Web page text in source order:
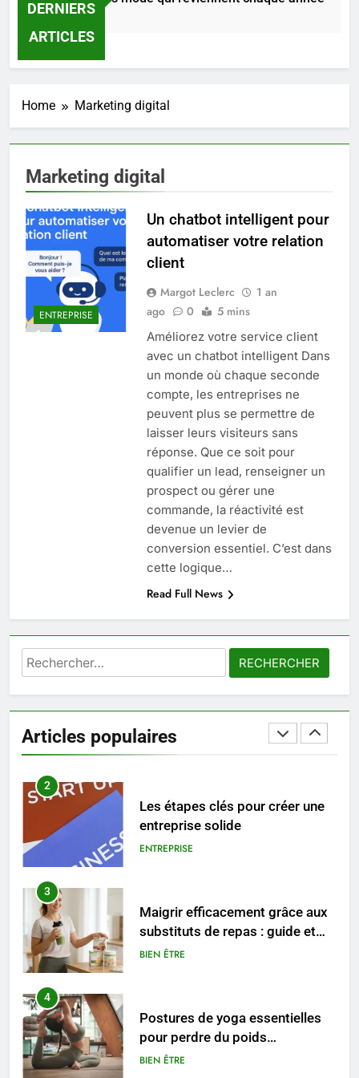
DERNIERS
ARTICLES
15 Heures Ago
Home Marketing digital
Marketing digital
ENTREPRISE
Un chatbot intelligent pour
automatiser votre relation
client
Margot Leclerc
1 an
ago
0 5 mins
Améliorez votre service client
avec un chatbot intelligent Dans
un monde où chaque seconde
compte, les entreprises ne
peuvent plus se permettre de
laisser leurs visiteurs sans
réponse. Que ce soit pour
qualifier un lead, renseigner un
prospect ou gérer une
commande, la réactivité est
devenue un levier de
conversion essentiel. C’est dans
cette logique…
Read Full News
Rechercher :
Articles populaires
5
tout ce qu’il faut savoir sur les
saignements
SANTÉ
Les secrets révélés pour une
peau éclatante grâce à The
Ordinary
SANTÉ
Prévenir les chutes chez les
seniors: aménagement et
exercices
BIEN ÊTRE
Voyance à La Rochelle : où
sérieux à un tarif juste ?
BIEN ÊTRE
1
reviennent chaque année
MODE
2
Les étapes clés pour créer une
entreprise solide
ENTREPRISE
3
Maigrir efficacement grâce aux
substituts de repas : guide et
conseils pratiques
BIEN ÊTRE
4
Postures de yoga essentielles
pour perdre du poids
rapidement et durable
BIEN ÊTRE